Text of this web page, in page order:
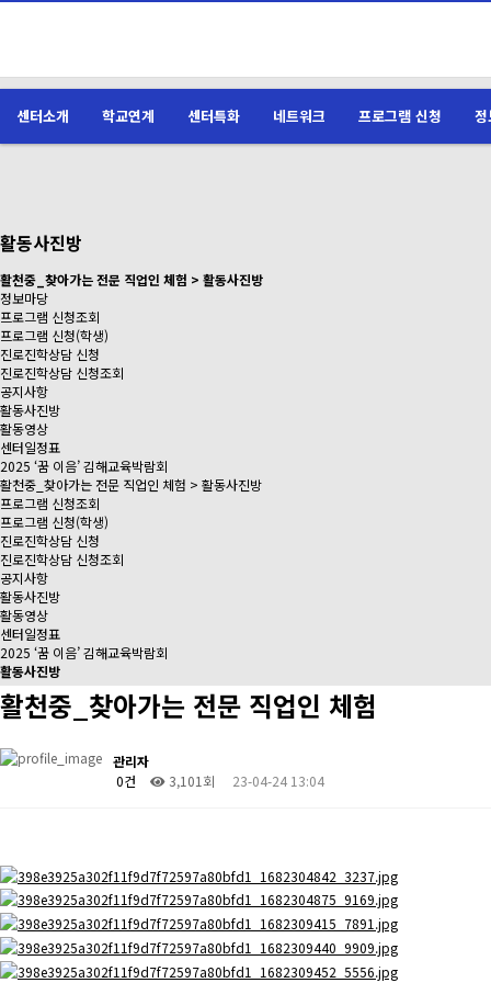
센터소개 학교연계 센터특화 네트워크 프로그램 신청
활동사진방
활천중_찾아가는 전문 직업인 체험 > 활동사진방
정보마당
프로그램 신청조회
프로그램 신청(학생)
진로진학상담 신청
진로진학상담 신청조회
공지사항
활동사진방
활동영상
센터일정표
2025 ‘꿈 이음’ 김해교육박람회
활천중_찾아가는 전문 직업인 체험 > 활동사진방
프로그램 신청조회
프로그램 신청(학생)
진로진학상담 신청
진로진학상담 신청조회
공지사항
활동사진방
활동영상
센터일정표
2025 ‘꿈 이음’ 김해교육박람회
활동사진방
활천중_찾아가는 전문 직업인 체험
관리자
0건
3,101회 23-04-24 13:04